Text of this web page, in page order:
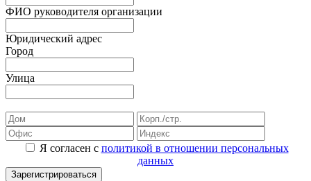
ФИО руководителя организации
Юридический адрес
Город
Улица
Я согласен с политикой в отношении персональных
данных
Зарегистрироваться